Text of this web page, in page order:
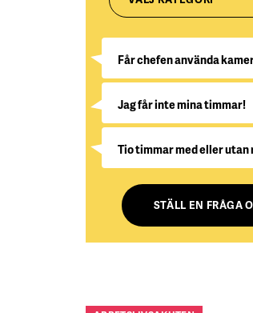
Får chefen använda
Jag får inte mina timmar!
Tio timmar med eller utan
STÄLL EN FRÅGA